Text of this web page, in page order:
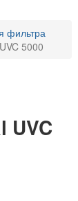
фильтра
5000
UVC